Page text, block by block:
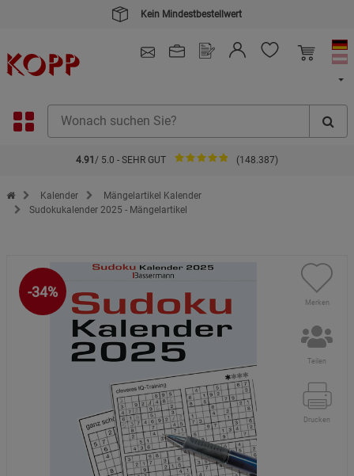
Kein Mindestbestellwert
4.91 / 5.0 - SEHR GUT (148.387)
Zur Startseite des Kopp Verlag Online-Shop
Kalender
Mängelartikel Kalender
Sudokukalender 2025 - Mängelartikel
-34%
Merken
Teilen
Drucken